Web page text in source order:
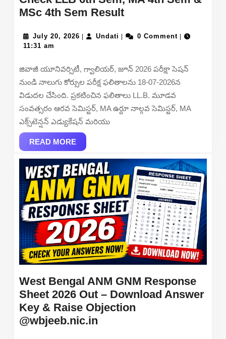
MSc 4th Sem ResultJiwaji
Result
Out
–
Check
LLB
4th
Sem
&
MSc
4th
Sem
Result
July 20, 2026 July
Undati Undati0 Comment
11:31 am
జివాజీ యూనివర్సిటీ, గ్వాలియర్, జూన్ 2026 పరీక్షా సెషన్
నుండి నాలుగు కోర్సుల పరీక్ష ఫలితాలను 18-07-2026న
విడుదల చేసింది. ప్రకటించిన ఫలితాలు LL.B. మూడవ
సంవత్సరం ఆరవ సెమిస్టర్, MA ఉర్దూ నాల్గవ సెమిస్టర్, MA
ఎక్స్‌టెన్షన్ ఎడ్యుకేషన్ మరియు
READ MOREREAD
MORE
West Bengal ANM GNM Response
Sheet 2026 Out – Download Answer
Key & Raise Objection
@wbjeeb.nic.in